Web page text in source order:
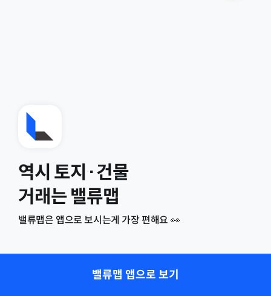
역시 토지·건물
거래는 밸류맵
밸류맵은 앱으로 보시는게 가장 편해요 👀
밸류맵 앱으로 보기